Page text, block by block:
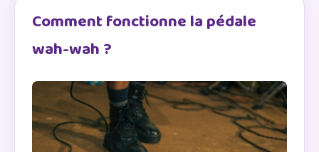
Comment fonctionne la pédale
wah-wah ?